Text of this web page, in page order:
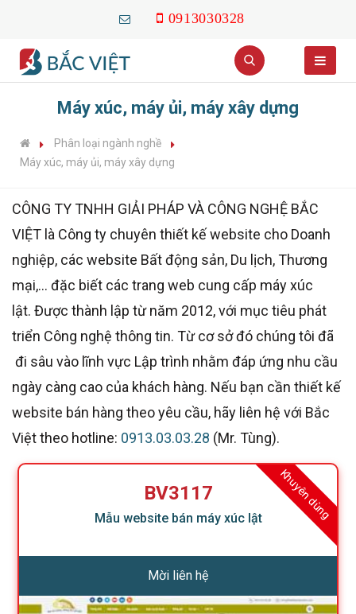
0913030328
Máy xúc, máy ủi, máy xây dựng
Phân loại ngành nghề
Máy xúc, máy ủi, máy xây dựng
CÔNG TY TNHH GIẢI PHÁP VÀ CÔNG NGHỆ BẮC
VIỆT là Công ty chuyên thiết kế website cho Doanh
nghiệp, các website Bất động sản, Du lịch, Thương
mại,... đặc biết các trang web cung cấp máy xúc
lật. Được thành lập từ năm 2012, với mục tiêu phát
triển Công nghệ thông tin. Từ cơ sở đó chúng tôi đã
đi sâu vào lĩnh vực Lập trình nhằm đáp ứng nhu cầu
ngày càng cao của khách hàng. Nếu bạn cần thiết kế
website bán hàng theo yêu cầu, hãy liên hệ với Bắc
Việt theo hotline: 0913.03.03.28 (Mr. Tùng).
Khuyên dùng
BV3117
Mẫu website bán máy xúc lật
Mời liên hệ